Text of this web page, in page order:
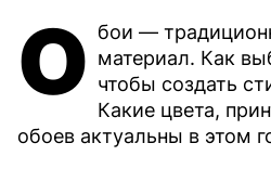
О бои —
материал. Как
чтобы создать
Какие цвета,
обоев актуальны в этом